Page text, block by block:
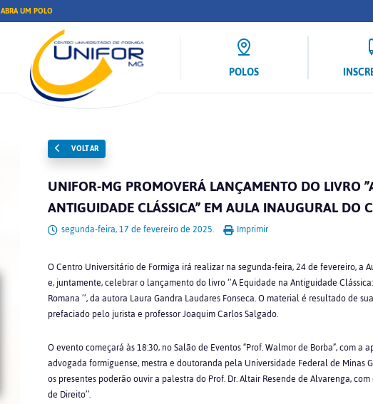
ABRA UM POLO
POLOS
VOLTAR
UNIFOR-MG PROMOVERÁ LANÇAMENTO DO LIVRO
ANTIGUIDADE CLÁSSICA” EM AULA INAUGURAL DO
segunda-feira, 17 de fevereiro de 2025. Imprimir
O Centro Universitário de Formiga irá realizar na segunda-feira, 24 de fevereiro, a
e, juntamente, celebrar o lançamento do livro ‘’A Equidade na Antiguidade
Romana ’’, da autora Laura Gandra Laudares Fonseca. O material é resultado de
prefaciado pelo jurista e professor Joaquim Carlos Salgado.
O evento começará às 18:30, no Salão de Eventos “Prof. Walmor de Borba”, com a
advogada formiguense, mestra e doutoranda pela Universidade Federal de Minas
os presentes poderão ouvir a palestra do Prof. Dr. Altair Resende de Alvarenga,
de Direito’’.